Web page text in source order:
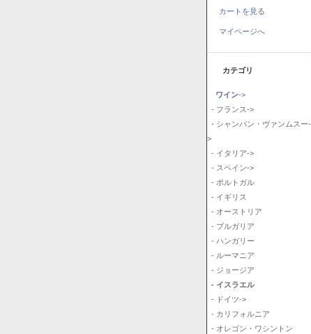
カートを見る
マイページへ
カテゴリ
ワイン->
- フランス->
- シャンパン・ヴァンムスー-
>
- イタリア->
- スペイン->
- ポルトガル
- イギリス
- オーストリア
- ブルガリア
- ハンガリー
- ルーマニア
- ジョージア
- イスラエル
- ドイツ->
- カリフォルニア
- オレゴン・ワシントン